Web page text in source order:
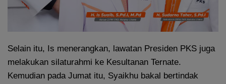
Selain itu, Is menerangkan, lawatan Presiden PKS juga
melakukan silaturahmi ke Kesultanan Ternate.
Kemudian pada Jumat itu, Syaikhu bakal bertindak